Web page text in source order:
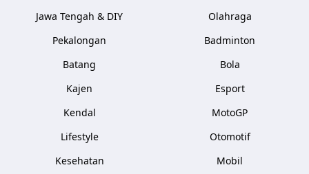
Jawa Tengah & DIY
Pekalongan
Batang
Kajen
Kendal
Lifestyle
Kesehatan
Olahraga
Badminton
Bola
Esport
MotoGP
Otomotif
Mobil